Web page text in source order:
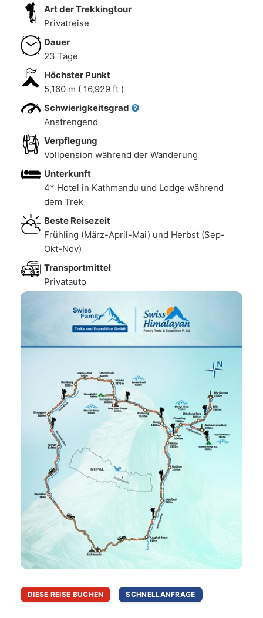
Art der Trekkingtour
Privatreise
Dauer
23 Tage
Höchster Punkt
5,160 m ( 16,929 ft )
Schwierigkeitsgrad
Anstrengend
Verpflegung
Vollpension während der Wanderung
Unterkunft
4* Hotel in Kathmandu und Lodge während
dem Trek
Beste Reisezeit
Frühling (März-April-Mai) und Herbst (Sep-
Okt-Nov)
Transportmittel
Privatauto
DIESE REISE BUCHEN SCHNELLANFRAGE